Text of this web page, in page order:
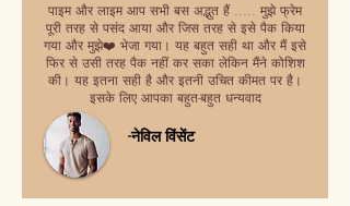
पाइम और लाइम आप सभी बस अद्भुत हैं ..... मुझे फ्रेम
पूरी तरह से पसंद आया और जिस तरह से इसे पैक किया
गया और मुझे❤️ भेजा गया। यह बहुत सही था और मैं इसे
फिर से उसी तरह पैक नहीं कर सका लेकिन मैंने कोशिश
की। यह इतना सही है और इतनी उचित कीमत पर है।
इसके लिए आपका बहुत-बहुत धन्यवाद
-नेविल विंसेंट